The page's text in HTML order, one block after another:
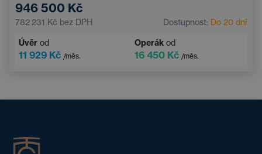
Systém rozpoznávání únavy
946 500 Kč
782 231 Kč bez DPH Dostupnost: Do 20 dní
Úvěr od
11 929 Kč /měs.
Operák od
16 450 Kč /měs.